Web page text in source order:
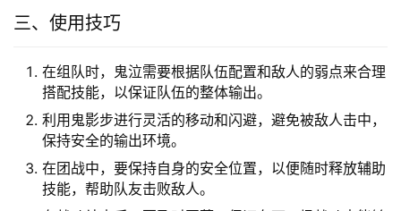
三、使用技巧
在组队时，鬼泣需要根据队伍配置和敌人的弱点来合理
搭配技能，以保证队伍的整体输出。
利用鬼影步进行灵活的移动和闪避，避免被敌人击中，
保持安全的输出环境。
在团战中，要保持自身的安全位置，以便随时释放辅助
技能，帮助队友击败敌人。